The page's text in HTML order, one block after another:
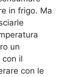
in frigo. Ma
un
il
con le